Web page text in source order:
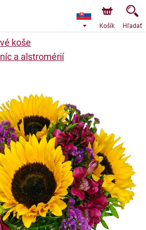
prostredníctvom nášho e-shopu.
doručenia je od 7.8.2026 z dôvodu
Košík Hľadať
koše
a alstromérií